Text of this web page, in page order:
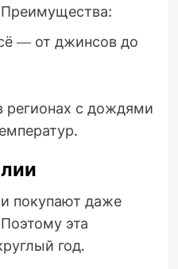
— от джинсов до
регионах с дождями
покупают даже
эта
год.